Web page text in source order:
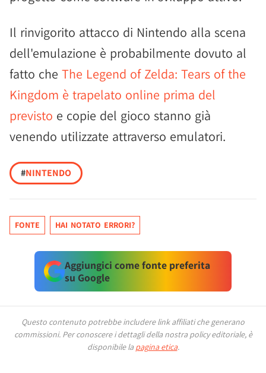
Il rinvigorito attacco di Nintendo alla scena
dell'emulazione è probabilmente dovuto al
fatto che The Legend of Zelda: Tears of the
Kingdom è trapelato online prima del
previsto e copie del gioco stanno già
venendo utilizzate attraverso emulatori.
#NINTENDO
FONTE HAI NOTATO ERRORI?
Aggiungici come fonte preferita
su Google
Questo contenuto potrebbe includere link affiliati che generano
commissioni. Per conoscere i dettagli della nostra policy editoriale, è
disponibile la pagina etica.